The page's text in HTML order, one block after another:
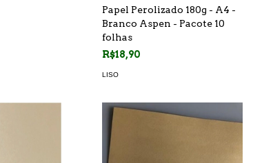
Papel Perolizado 180g - A4 -
Branco Aspen - Pacote 10
folhas
R$18,90
LISO